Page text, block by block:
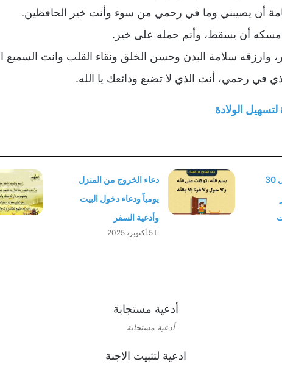
أن يصيبني وما في رحمي من سوء وأنت خير الحافظين.
أن يسقط، وأتم حمله على خير.
سلامة البدن وحسن الخلق ونقاء القلب وانت السميع
في رحمي، أنت الذي لا تضيع ودائعك يا الله.
لتسهيل الولادة
اذكار ليلة القدر أجمل 30
دعاء الخروج من المنزل
يومياً ودعاء دخول البيت
وأدعية السفر
5 أكتوبر، 2025
أدعية مستجابة